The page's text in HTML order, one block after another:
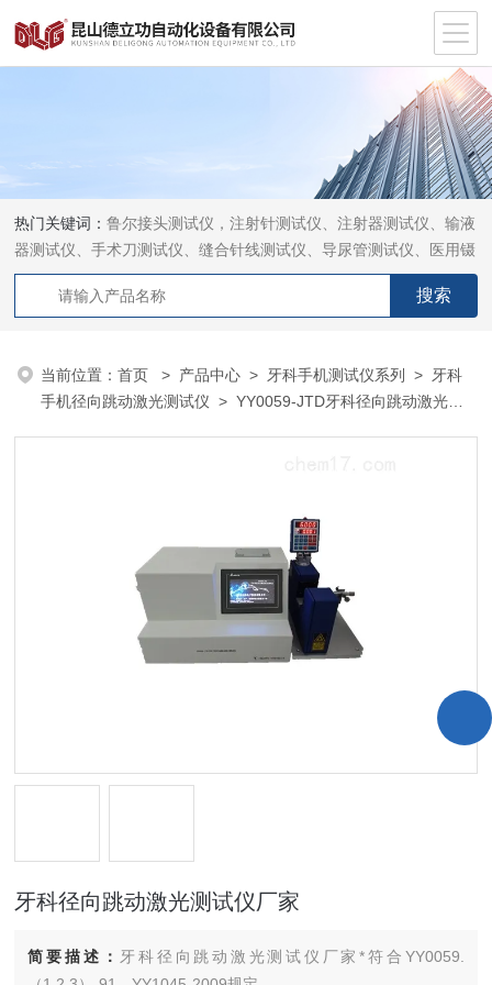
热门关键词：鲁尔接头测试仪，注射针测试仪、注射器测试仪、输液
器测试仪、手术刀测试仪、缝合针线测试仪、导尿管测试仪、医用镊
钳测试仪、导引管导丝测试仪、针灸针测试仪、留置针测试仪
当前位置：首页 > 产品中心 > 牙科手机测试仪系列 > 牙科
手机径向跳动激光测试仪 > YY0059-JTD牙科径向跳动激光测
牙科径向跳动激光测试仪厂家
简要描述： 牙科径向跳动激光测试仪厂家*符合YY0059.